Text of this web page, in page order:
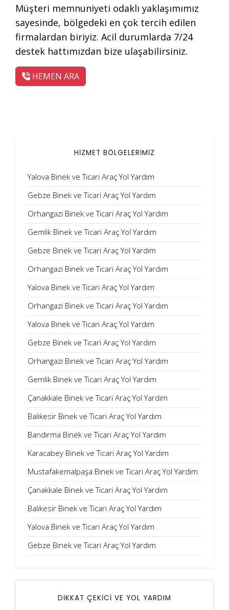
Müşteri memnuniyeti odaklı yaklaşımımız
sayesinde, bölgedeki en çok tercih edilen
firmalardan biriyiz. Acil durumlarda 7/24
destek hattımızdan bize ulaşabilirsiniz.
HEMEN ARA
HİZMET BÖLGELERİMİZ
Yalova Binek ve Ticari Araç Yol Yardım
Gebze Binek ve Ticari Araç Yol Yardım
Orhangazi Binek ve Ticari Araç Yol Yardım
Gemlik Binek ve Ticari Araç Yol Yardım
Gebze Binek ve Ticari Araç Yol Yardım
Orhangazi Binek ve Ticari Araç Yol Yardım
Yalova Binek ve Ticari Araç Yol Yardım
Orhangazi Binek ve Ticari Araç Yol Yardım
Yalova Binek ve Ticari Araç Yol Yardım
Gebze Binek ve Ticari Araç Yol Yardım
Orhangazi Binek ve Ticari Araç Yol Yardım
Gemlik Binek ve Ticari Araç Yol Yardım
Çanakkale Binek ve Ticari Araç Yol Yardım
Balıkesir Binek ve Ticari Araç Yol Yardım
Bandırma Binek ve Ticari Araç Yol Yardım
Karacabey Binek ve Ticari Araç Yol Yardım
Mustafakemalpaşa Binek ve Ticari Araç Yol Yardım
Çanakkale Binek ve Ticari Araç Yol Yardım
Balıkesir Binek ve Ticari Araç Yol Yardım
Yalova Binek ve Ticari Araç Yol Yardım
Gebze Binek ve Ticari Araç Yol Yardım
DİKKAT ÇEKİCİ VE YOL YARDIM